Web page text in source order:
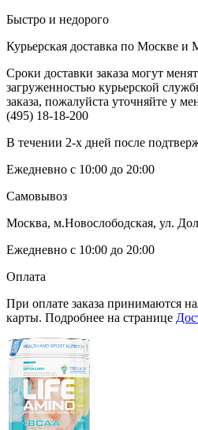
Быстро и недорого
Курьерская доставка по Москве и
Сроки доставки заказа могут
загруженностью курьерской
заказа, пожалуйста уточняйте у
(495) 18-18-200
В течении 2-х дней после
Ежедневно с 10:00 до 20:00
Самовывоз
Москва, м.Новослободская, ул.
Ежедневно с 10:00 до 20:00
Оплата
При оплате заказа принимаются
карты. Подробнее на странице